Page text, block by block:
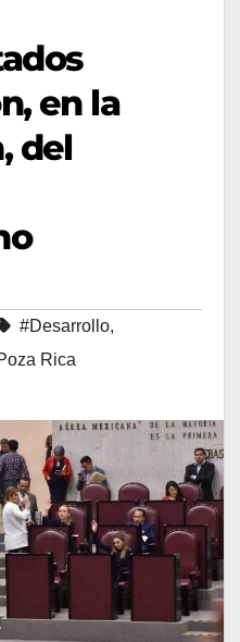
en la
del
#Desarrollo,
Rica